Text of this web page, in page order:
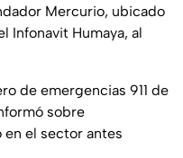
Mercurio, ubicado
Infonavit Humaya, al
de emergencias 911 de
sobre
el sector antes